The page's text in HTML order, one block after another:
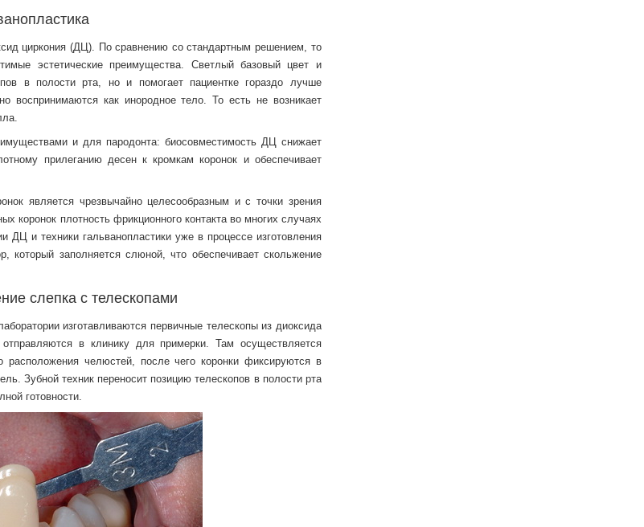
циркония (ДЦ). По сравнению со стандартным решением, то
эстетические преимущества. Светлый базовый цвет и
в полости рта, но и помогает пациентке гораздо лучше
воспринимаются как инородное тело. То есть не возникает
и для пародонта: биосовместимость ДЦ снижает
прилеганию десен к кромкам коронок и обеспечивает
является чрезвычайно целесообразным и с точки зрения
коронок плотность фрикционного контакта во многих случаях
и техники гальванопластики уже в процессе изготовления
который заполняется слюной, что обеспечивает скольжение
слепка с телескопами
изготавливаются первичные телескопы из диоксида
в клинику для примерки. Там осуществляется
челюстей, после чего коронки фиксируются в
Зубной техник переносит позицию телескопов в полости рта
готовности.